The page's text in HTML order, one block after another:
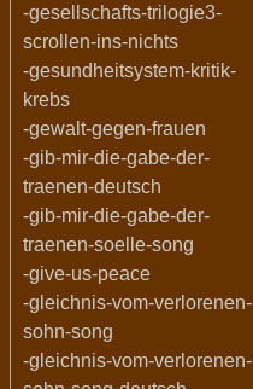
-gesellschafts-trilogie3-
scrollen-ins-nichts
-gesundheitsystem-kritik-
krebs
-gewalt-gegen-frauen
-gib-mir-die-gabe-der-
traenen-deutsch
-gib-mir-die-gabe-der-
traenen-soelle-song
-give-us-peace
-gleichnis-vom-verlorenen-
sohn-song
-gleichnis-vom-verlorenen-